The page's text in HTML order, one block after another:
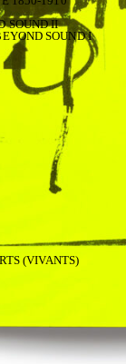
SOUND II
SOUND I
(VIVANTS)